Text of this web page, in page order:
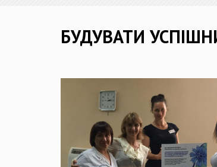
БУДУВАТИ